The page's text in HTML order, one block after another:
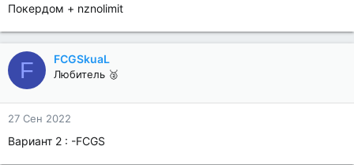
Покердом + nznolimit
F FCGSkuaL
Любитель 🥈
27 Сен 2022
Вариант 2 : -FCGS